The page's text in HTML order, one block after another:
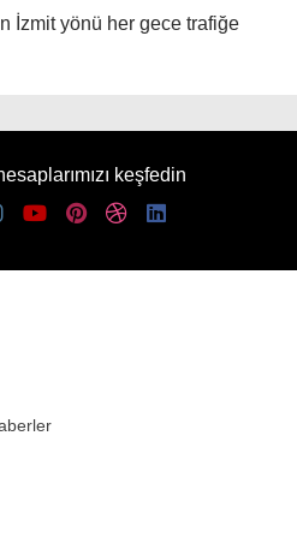
İzmit yönü her gece trafiğe
keşfedin